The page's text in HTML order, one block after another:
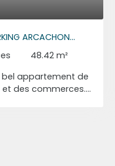
ARCACHON
48.42 m²
bel appartement de
des commerces. Il